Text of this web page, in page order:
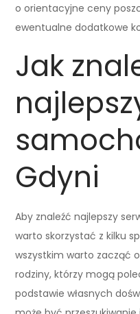
o orientacyjne ceny
ewentualne dodatkowe
Jak
Gdyni
Aby znaleźć najlepszy
warto skorzystać z kilku
wszystkim warto zacząć
rodziny, którzy mogą
podstawie własnych